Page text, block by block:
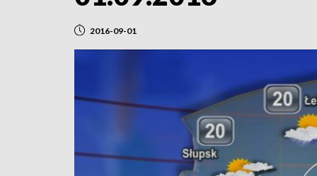
2016-09-01